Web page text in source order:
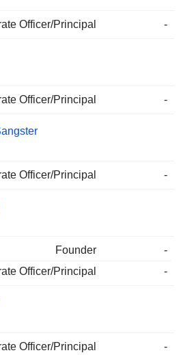
Officer/Principal -
Officer/Principal -
Officer/Principal -
Founder
-
Officer/Principal
-
Officer/Principal -